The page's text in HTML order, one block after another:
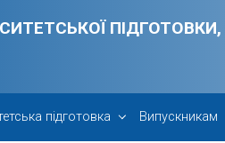
підготовка Випускникам